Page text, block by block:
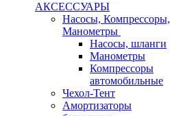
АКСЕССУАРЫ
Насосы, Компрессоры,
Манометры
Насосы, шланги
Манометры
Компрессоры
автомобильные
Чехол-Тент
Амортизаторы